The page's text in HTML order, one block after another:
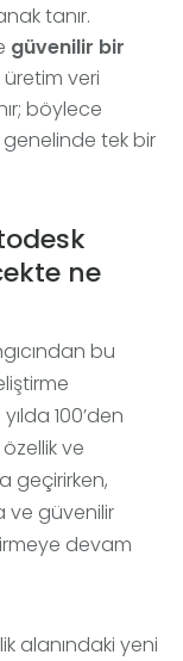
tanır.
güvenilir bir
veri
böylece
tek bir
ne
bu
100’den
ve
geçirirken,
ve güvenilir
devam
alanındaki yeni